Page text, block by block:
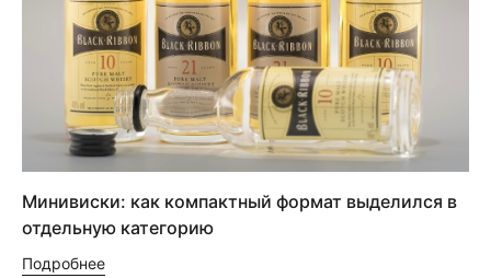
Минивиски: как компактный формат выделился в
отдельную категорию
Подробнее